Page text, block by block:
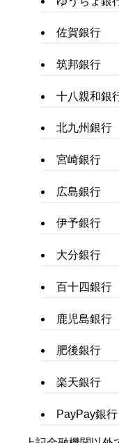
佐賀銀行
筑邦銀行
十八親和銀
北九州銀行
宮崎銀行
広島銀行
伊予銀行
大分銀行
百十四銀行
鹿児島銀行
肥後銀行
楽天銀行
PayPay銀行